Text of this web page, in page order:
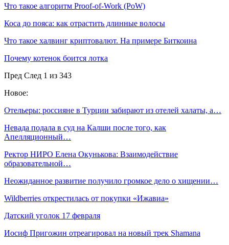
Что такое алгоритм Proof-of-Work (PoW)
Коса до пояса: как отрастить длинные волосы
Что такое халвинг криптовалют. На примере Биткоина
Почему котенок боится лотка
Пред След 1 из 343
Новое:
Отельеры: россияне в Турции забирают из отелей халаты, а…
Невада подала в суд на Калши после того, как
Апелляционный…
Ректор НИРО Елена Окунькова: Взаимодействие
образовательной…
Неожиданное развитие получило громкое дело о хищении…
Wildberries открестилась от покупки «Ижавиа»
Датский уголок 17 февраля
Иосиф Пригожин отреагировал на новый трек Shamanа